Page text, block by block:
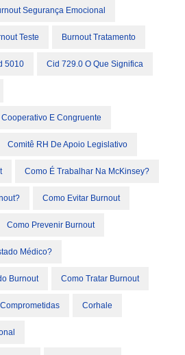
Segurança Emocional
Teste Burnout Tratamento
5010 Cid 729.0 O Que Significa
E Congruente
Comitê RH De Apoio Legislativo
Como É Trabalhar Na McKinsey?
Como Evitar Burnout
Como Prevenir Burnout
Médico?
Burnout Como Tratar Burnout
Corhale